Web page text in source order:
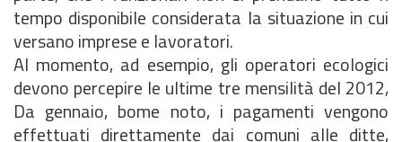
tempo disponibile considerata la situazione in cui
versano imprese e lavoratori.
Al momento, ad esempio, gli operatori ecologici
devono percepire le ultime tre mensilità del 2012,
Da gennaio, bome noto, i pagamenti vengono
effettuati direttamente dai comuni alle ditte,